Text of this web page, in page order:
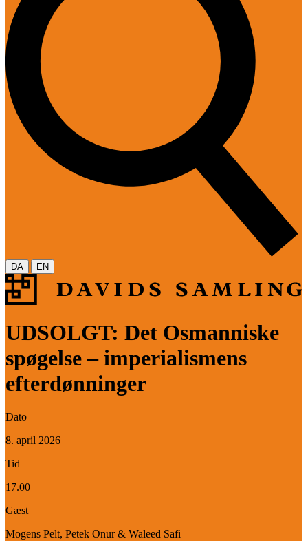
DA | EN
UDSOLGT: Det Osmanniske
spøgelse – imperialismens
efterdønninger
Dato
8. april 2026
Tid
17.00
Gæst
Mogens Pelt, Petek Onur & Waleed Safi